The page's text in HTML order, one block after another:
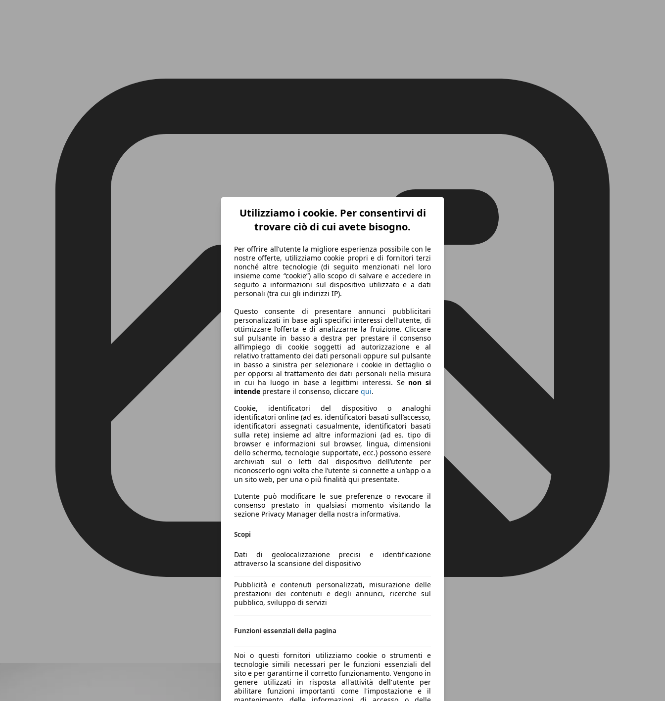
Utilizziamo i cookie. Per consentirvi di
trovare ciò di cui avete bisogno.
Per offrire all’utente la migliore esperienza possibile con le
nostre offerte, utilizziamo cookie propri e di fornitori terzi
nonché altre tecnologie (di seguito menzionati nel loro
insieme come “cookie”) allo scopo di salvare e accedere in
seguito a informazioni sul dispositivo utilizzato e a dati
personali (tra cui gli indirizzi IP).
Questo consente di presentare annunci pubblicitari
personalizzati in base agli specifici interessi dell’utente, di
ottimizzare l’offerta e di analizzarne la fruizione. Cliccare
sul pulsante in basso a destra per prestare il consenso
all’impiego di cookie soggetti ad autorizzazione e al
relativo trattamento dei dati personali oppure sul pulsante
in basso a sinistra per selezionare i cookie in dettaglio o
per opporsi al trattamento dei dati personali nella misura
in cui ha luogo in base a legittimi interessi. Se non si
intende prestare il consenso, cliccare qui.
Cookie, identificatori del dispositivo o analoghi
identificatori online (ad es. identificatori basati sull’accesso,
identificatori assegnati casualmente, identificatori basati
sulla rete) insieme ad altre informazioni (ad es. tipo di
browser e informazioni sul browser, lingua, dimensioni
dello schermo, tecnologie supportate, ecc.) possono essere
archiviati sul o letti dal dispositivo dell’utente per
riconoscerlo ogni volta che l’utente si connette a un’app o a
un sito web, per una o più finalità qui presentate.
L’utente può modificare le sue preferenze o revocare il
consenso prestato in qualsiasi momento visitando la
sezione Privacy Manager della nostra informativa.
Scopi
Dati di geolocalizzazione precisi e identificazione
attraverso la scansione del dispositivo
Pubblicità e contenuti personalizzati, misurazione delle
prestazioni dei contenuti e degli annunci, ricerche sul
pubblico, sviluppo di servizi
Funzioni essenziali della pagina
Noi o questi fornitori utilizziamo cookie o strumenti e
tecnologie simili necessari per le funzioni essenziali del
sito e per garantirne il corretto funzionamento. Vengono in
genere utilizzati in risposta all'attività dell'utente per
abilitare funzioni importanti come l'impostazione e il